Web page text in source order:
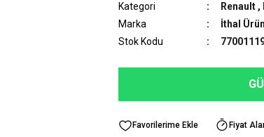
Kategori Renault ,
Marka
İthal
Stok Kodu
Fiyat